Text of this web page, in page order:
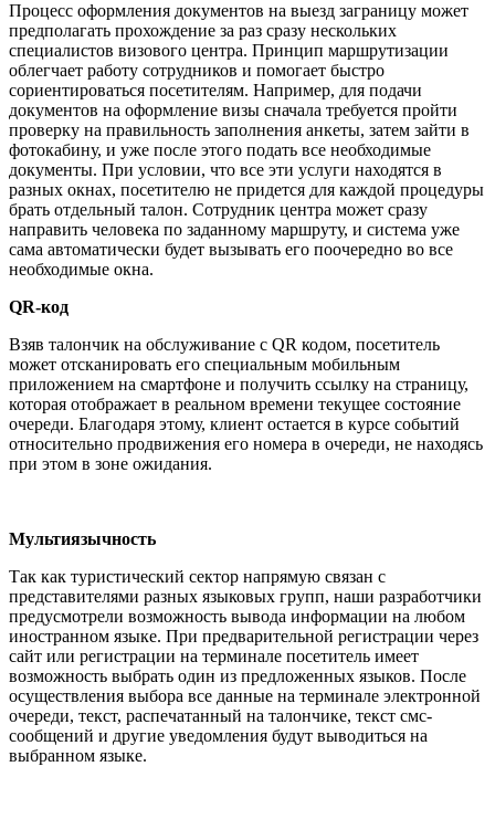
Процесс оформления документов на выезд заграницу может
предполагать прохождение за раз сразу нескольких
специалистов визового центра. Принцип маршрутизации
облегчает работу сотрудников и помогает быстро
сориентироваться посетителям. Например, для подачи
документов на оформление визы сначала требуется пройти
проверку на правильность заполнения анкеты, затем зайти в
фотокабину, и уже после этого подать все необходимые
документы. При условии, что все эти услуги находятся в
разных окнах, посетителю не придется для каждой процедуры
брать отдельный талон. Сотрудник центра может сразу
направить человека по заданному маршруту, и система уже
сама автоматически будет вызывать его поочередно во все
необходимые окна.
QR-код
Взяв талончик на обслуживание с QR кодом, посетитель
может отсканировать его специальным мобильным
приложением на смартфоне и получить ссылку на страницу,
которая отображает в реальном времени текущее состояние
очереди. Благодаря этому, клиент остается в курсе событий
относительно продвижения его номера в очереди, не находясь
при этом в зоне ожидания.
Мультиязычность
Так как туристический сектор напрямую связан с
представителями разных языковых групп, наши разработчики
предусмотрели возможность вывода информации на любом
иностранном языке. При предварительной регистрации через
сайт или регистрации на терминале посетитель имеет
возможность выбрать один из предложенных языков. После
осуществления выбора все данные на терминале электронной
очереди, текст, распечатанный на талончике, текст смс-
сообщений и другие уведомления будут выводиться на
выбранном языке.